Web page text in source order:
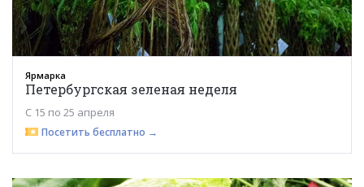
Ярмарка
Петербургская зеленая неделя
С 15 по 25 апреля
Посетить бесплатно →